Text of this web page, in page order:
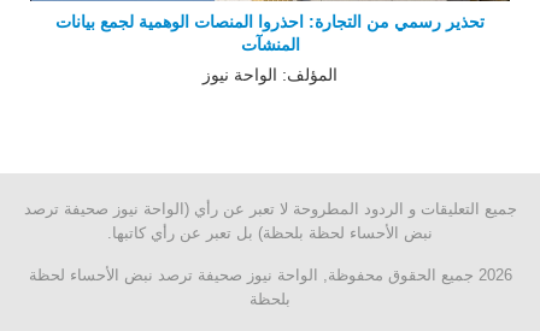
تحذير رسمي من التجارة: احذروا المنصات الوهمية لجمع بيانات
المنشآت
المؤلف: الواحة نيوز
جميع التعليقات و الردود المطروحة لا تعبر عن رأي (الواحة نيوز صحيفة ترصد
نبض الأحساء لحظة بلحظة) بل تعبر عن رأي كاتبها.
2026 جميع الحقوق محفوظة, الواحة نيوز صحيفة ترصد نبض الأحساء لحظة
بلحظة